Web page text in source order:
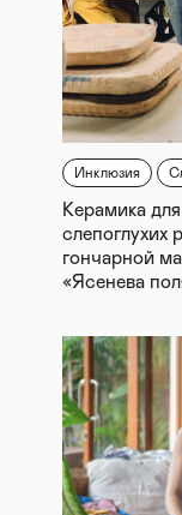
Инклюзия
Керамика
слепоглухих
гончарной
«Ясенева